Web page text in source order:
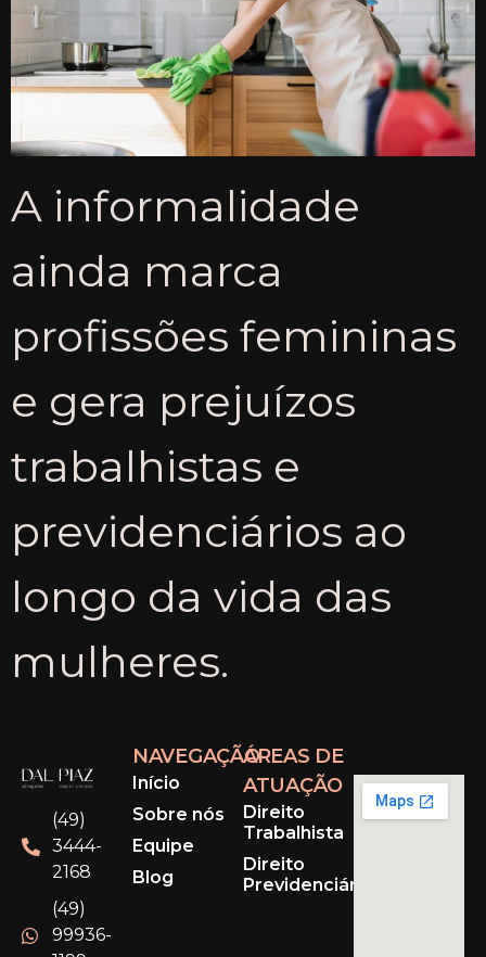
A informalidade
ainda marca
profissões femininas
e gera prejuízos
trabalhistas e
previdenciários ao
longo da vida das
mulheres.
(49)
3444-
2168
(49)
99936-
NAVEGAÇÃO
Início
Sobre nós
Equipe
Blog
ÁREAS DE
ATUAÇÃO
Direito
Trabalhista
Direito
Previdenciário